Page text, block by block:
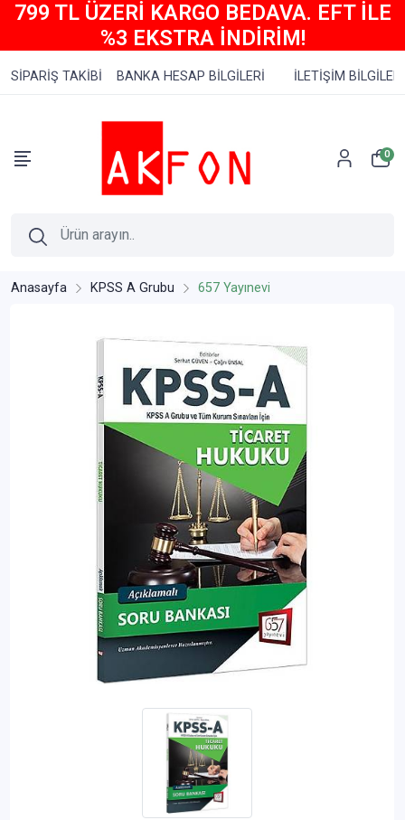
799 TL ÜZERİ KARGO BEDAVA. EFT İLE
%3 EKSTRA İNDİRİM!
SİPARİŞ TAKİBİ BANKA HESAP BİLGİLERİ İLETİŞİM BİLGİLERİ
0
Anasayfa KPSS A Grubu 657 Yayınevi